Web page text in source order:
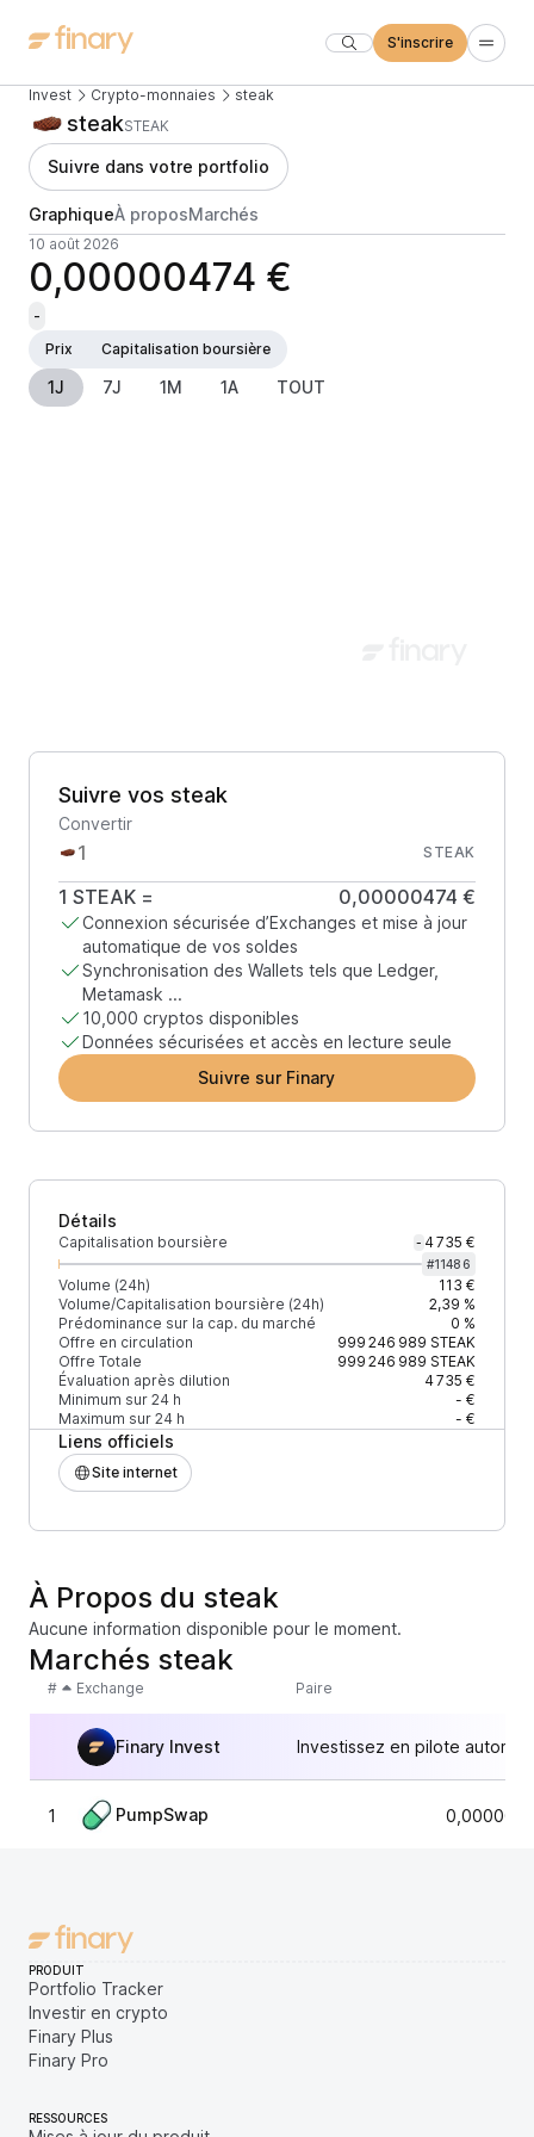
S'inscrire
Invest Crypto-monnaies steak
steakSTEAK
Suivre dans votre portfolio
GraphiqueÀ proposMarchés
10 août 2026
0,00000474 €
-
Prix
Capitalisation boursière
1J 7J 1M 1A TOUT
Suivre vos steak
Convertir
STEAK
1 STEAK = 0,00000474 €
Connexion sécurisée d’Exchanges et mise à jour
automatique de vos soldes
Synchronisation des Wallets tels que Ledger,
Metamask ...
10,000 cryptos disponibles
Données sécurisées et accès en lecture seule
Suivre sur Finary
Détails
Capitalisation boursière - 4 735 €
#11486
Volume (24h)
113 €
Volume/Capitalisation boursière (24h)
2,39 %
Prédominance sur la cap. du marché
0 %
Offre en circulation
999 246 989 STEAK
Offre Totale
999 246 989 STEAK
Évaluation après dilution
4 735 €
Minimum sur 24 h
- €
Maximum sur 24 h
- €
Liens officiels
Site internet
À Propos du steak
Aucune information disponible pour le moment.
Marchés steak
# Exchange Paire
Finary Invest Investissez en pilote
1 PumpSwap
PRODUIT
Portfolio Tracker
Investir en crypto
Finary Plus
Finary Pro
RESSOURCES